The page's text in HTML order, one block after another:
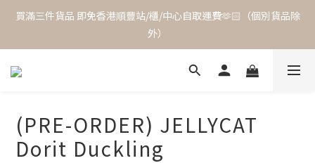
買滿三件貨品 即免香港順豐站/櫃/中心自取運費🫶🏻（個別貨品除
外）
(PRE-ORDER) JELLYCAT
Dorit Duckling